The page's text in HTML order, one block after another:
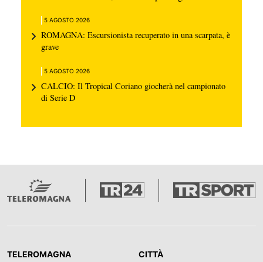
5 AGOSTO 2026
ROMAGNA: Escursionista recuperato in una scarpata, è
grave
5 AGOSTO 2026
CALCIO: Il Tropical Coriano giocherà nel campionato
di Serie D
TELEROMAGNA CITTÀ